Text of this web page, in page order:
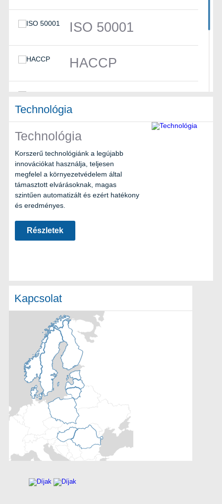
ISO 50001
HACCP
Nordic Ecolabel
BRC
Technológia
Technológia
Korszerű technológiánk a legújabb
innovációkat használja, teljesen
megfelel a környezetvédelem által
támasztott elvárásoknak, magas
szintűen automatizált és ezért hatékony
és eredményes.
Részletek
Kapcsolat